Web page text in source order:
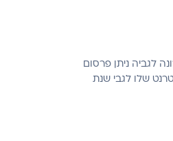
לגביה ניתן פרסום
שלו לגבי שנת